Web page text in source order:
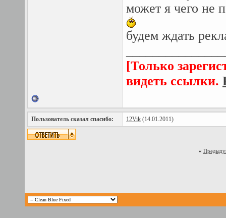
может я чего не
будем ждать
[Только
видеть ссылки.
Пользователь сказал cпасибо: 12Vik (14.01.2011)
«